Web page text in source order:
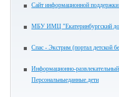
Сайт информационной
МБУ ИМЦ "Екатеринбургский
Спас - Экстрим (портал детской
Информационно-
Персональныеданные.дети